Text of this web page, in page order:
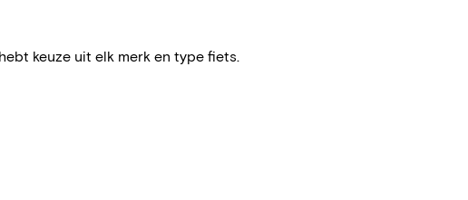
keuze uit elk merk en type fiets.